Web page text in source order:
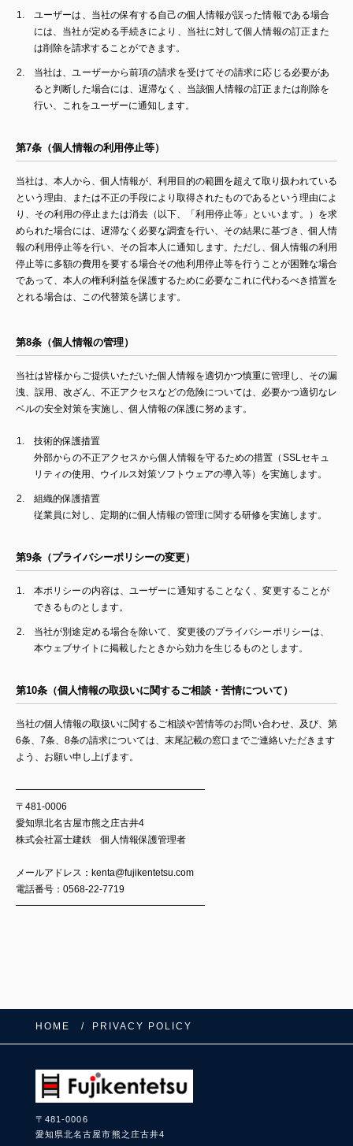
ユーザーは、当社の保有する自己の個人情報が誤った情報である場合
には、当社が定める手続きにより、当社に対して個人情報の訂正また
は削除を請求することができます。
当社は、ユーザーから前項の請求を受けてその請求に応じる必要があ
ると判断した場合には、遅滞なく、当該個人情報の訂正または削除を
行い、これをユーザーに通知します。
第7条（個人情報の利用停止等）
当社は、本人から、個人情報が、利用目的の範囲を超えて取り扱われている
という理由、または不正の手段により取得されたものであるという理由によ
り、その利用の停止または消去（以下、「利用停止等」といいます。）を求
められた場合には、遅滞なく必要な調査を行い、その結果に基づき、個人情
報の利用停止等を行い、その旨本人に通知します。ただし、個人情報の利用
停止等に多額の費用を要する場合その他利用停止等を行うことが困難な場合
であって、本人の権利利益を保護するために必要なこれに代わるべき措置を
とれる場合は、この代替策を講じます。
第8条（個人情報の管理）
当社は皆様からご提供いただいた個人情報を適切かつ慎重に管理し、その漏
洩、誤用、改ざん、不正アクセスなどの危険については、必要かつ適切なレ
ベルの安全対策を実施し、個人情報の保護に努めます。
技術的保護措置
外部からの不正アクセスから個人情報を守るための措置（SSLセキュ
リティの使用、ウイルス対策ソフトウェアの導入等）を実施します。
組織的保護措置
従業員に対し、定期的に個人情報の管理に関する研修を実施します。
第9条（プライバシーポリシーの変更）
本ポリシーの内容は、ユーザーに通知することなく、変更することが
できるものとします。
当社が別途定める場合を除いて、変更後のプライバシーポリシーは、
本ウェブサイトに掲載したときから効力を生じるものとします。
第10条（個人情報の取扱いに関するご相談・苦情について）
当社の個人情報の取扱いに関するご相談や苦情等のお問い合わせ、及び、第
6条、7条、8条の請求については、末尾記載の窓口までご連絡いただきます
よう、お願い申し上げます。
━━━━━━━━━━━━━━━━━━━━
〒481-0006
愛知県北名古屋市熊之庄古井4
株式会社冨士建鉄 個人情報保護管理者
メールアドレス：kenta@fujikentetsu.com
電話番号：0568-22-7719
━━━━━━━━━━━━━━━━━━━━
HOME PRIVACY POLICY
〒481-0006
愛知県北名古屋市熊之庄古井4